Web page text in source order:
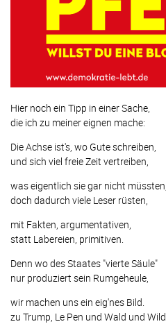
Hier noch ein Tipp in einer Sache,
die ich zu meiner eignen mache:
Die Achse ist's, wo Gute schreiben,
und sich viel freie Zeit vertreiben,
was eigentlich sie gar nicht müssten,
doch dadurch viele Leser rüsten,
mit Fakten, argumentativen,
statt Labereien, primitiven.
Denn wo des Staates "vierte Säule"
nur produziert sein Rumgeheule,
wir machen uns ein eig'nes Bild.
zu Trump, Le Pen und Wald und Wild.